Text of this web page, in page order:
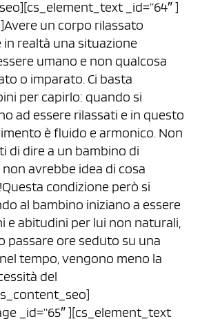
_id=”64″ ]
un corpo rilassato
realtà una situazione
umano e non qualcosa
o imparato. Ci basta
per capirlo: quando si
ad essere rilassati e in questo
è fluido e armonico. Non
di dire a un bambino di
avrebbe idea di cosa
condizione però si
al bambino iniziano a essere
e abitudini per lui non naturali,
passare ore seduto su una
tempo, vengono meno la
del
_id=”65″ ][cs_element_text